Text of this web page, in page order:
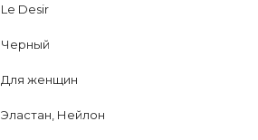
Le Desir
Черный
Для женщин
Эластан, Нейлон